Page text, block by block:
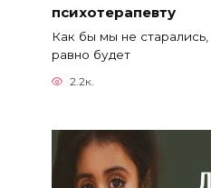
психотерапевту
Как бы мы не
равно будет
2.2к.